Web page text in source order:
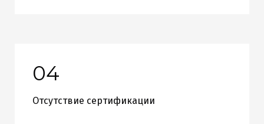
04
Отсутствие сертификации